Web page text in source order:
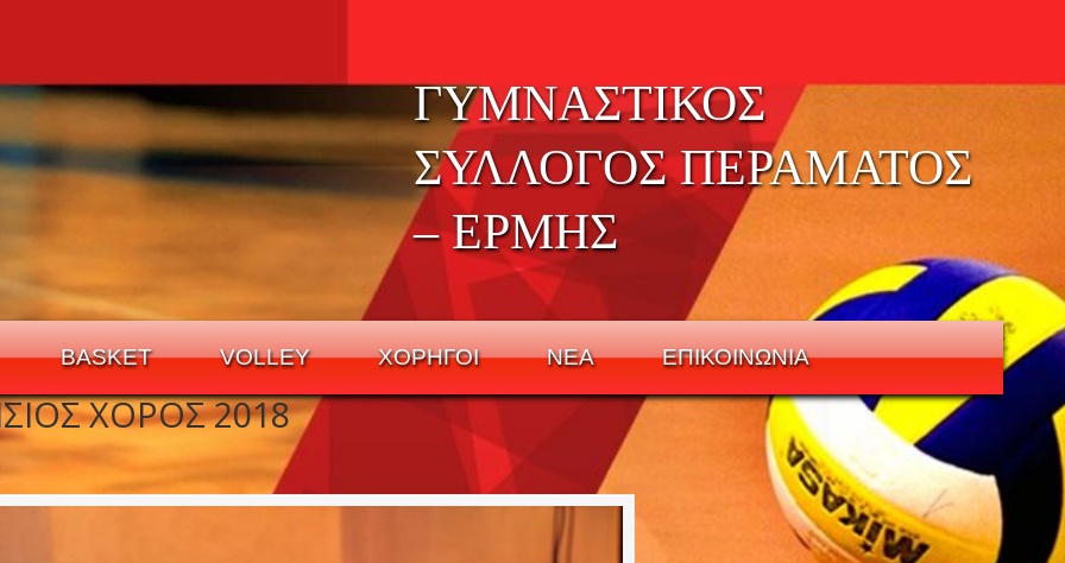
ΓΥΜΝΑΣΤΙΚΟΣ
ΣΥΛΛΟΓΟΣ ΠΕΡΑΜΑΤΟΣ
– ΕΡΜΗΣ
BASKET VOLLEY ΧΟΡΗΓΟΙ ΝΕΑ ΕΠΙΚΟΙΝΩΝΙΑ
ΧΟΡΟΣ 2018